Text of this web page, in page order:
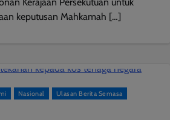
keputusan Mahkamah […]
Nasional
Ulasan Berita Semasa